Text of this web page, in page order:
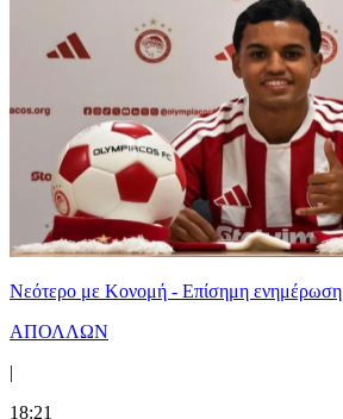
Νεότερο με Κονομή - Επίσημη ενημέρωση
ΑΠΟΛΛΩΝ
|
18:21